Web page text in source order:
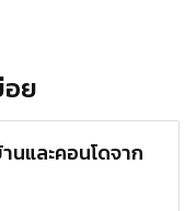
ย
นและคอนโดจาก